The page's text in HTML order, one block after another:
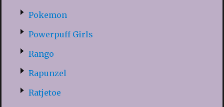
Pokemon
Powerpuff Girls
Rango
Rapunzel
Ratjetoe